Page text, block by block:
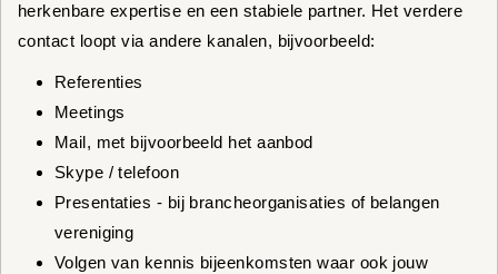
herkenbare expertise en een stabiele partner. Het verdere
contact loopt via andere kanalen, bijvoorbeeld:
Referenties
Meetings
Mail, met bijvoorbeeld het aanbod
Skype / telefoon
Presentaties - bij brancheorganisaties of belangen
vereniging
Volgen van kennis bijeenkomsten waar ook jouw